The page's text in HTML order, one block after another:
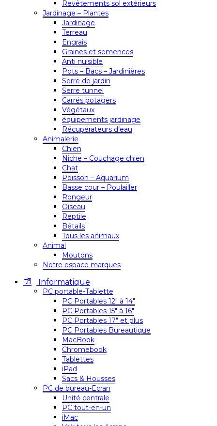
Revêtements sol extérieurs
Jardinage – Plantes
Jardinage
Terreau
Engrais
Graines et semences
Anti nuisible
Pots – Bacs – Jardinières
Serre de jardin
Serre tunnel
Carrés potagers
Végétaux
équipements jardinage
Récupérateurs d’eau
Animalerie
Chien
Niche – Couchage chien
Chat
Poisson – Aquarium
Basse cour – Poulailler
Rongeur
Oiseau
Reptile
Bétails
Tous les animaux
Animal
Moutons
Notre espace marques
Informatique
PC portable-Tablette
PC Portables 12″ à 14″
PC Portables 15″ à 16″
PC Portables 17″ et plus
PC Portables Bureautique
MacBook
Chromebook
Tablettes
iPad
Sacs & Housses
PC de bureau-Ecran
Unité centrale
PC tout-en-un
iMac